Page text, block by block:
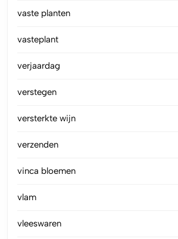
vaste planten
vasteplant
verjaardag
verstegen
versterkte wijn
verzenden
vinca bloemen
vlam
vleeswaren